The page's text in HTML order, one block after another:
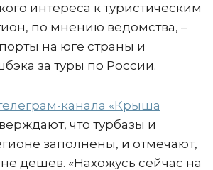
интереса к туристическим
по мнению ведомства, –
на юге страны и
за туры по России.
канала «Крыша
что турбазы и
заполнены, и отмечают,
не дешев. «Нахожусь сейчас на